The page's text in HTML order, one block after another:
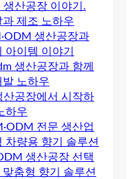
생산공장 이야기.
제조 노하우
생산공장과
이템 이야기
생산공장과 함께
노하우
산공장에서 시작하
하우
전문 생산업
차량용 향기 솔루션
생산공장 선택
춤형 향기 솔루션